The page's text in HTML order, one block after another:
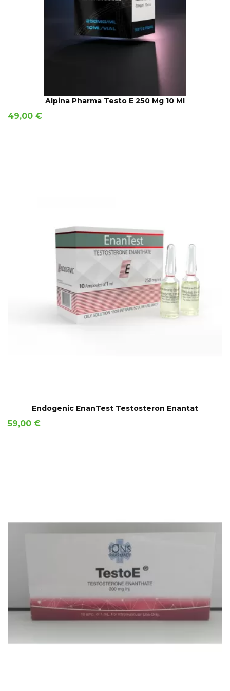
AÑADIR A LA CESTA
Alpina Pharma Testo E 250 Mg 10 Ml
Precio
49,00 €
AÑADIR A LA CESTA
Endogenic EnanTest Testosteron Enantat
Precio
59,00 €